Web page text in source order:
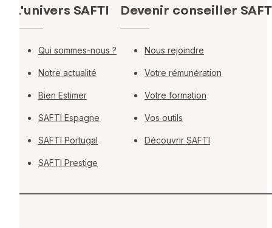
L'univers SAFTI
Qui sommes-nous ?
Notre actualité
Bien Estimer
SAFTI Espagne
SAFTI Portugal
SAFTI Prestige
Devenir conseiller
Nous rejoindre
Votre rémunération
Votre formation
Vos outils
Découvrir SAFTI